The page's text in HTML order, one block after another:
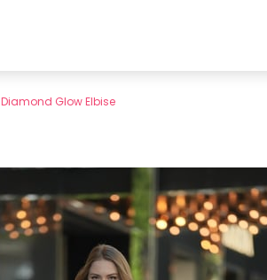
Diamond Glow Elbise